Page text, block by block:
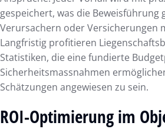
gespeichert, was die Beweisführung
Verursachern oder Versicherungen
Langfristig profitieren
Statistiken, die eine fundierte
Sicherheitsmassnahmen
Schätzungen angewiesen zu sein.
ROI-Optimierung im